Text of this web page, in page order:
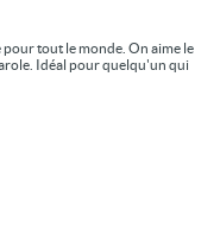
tout le monde. On aime le
Idéal pour quelqu'un qui